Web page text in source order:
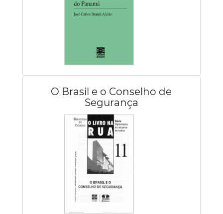
O Brasil e o Conselho de
Segurança